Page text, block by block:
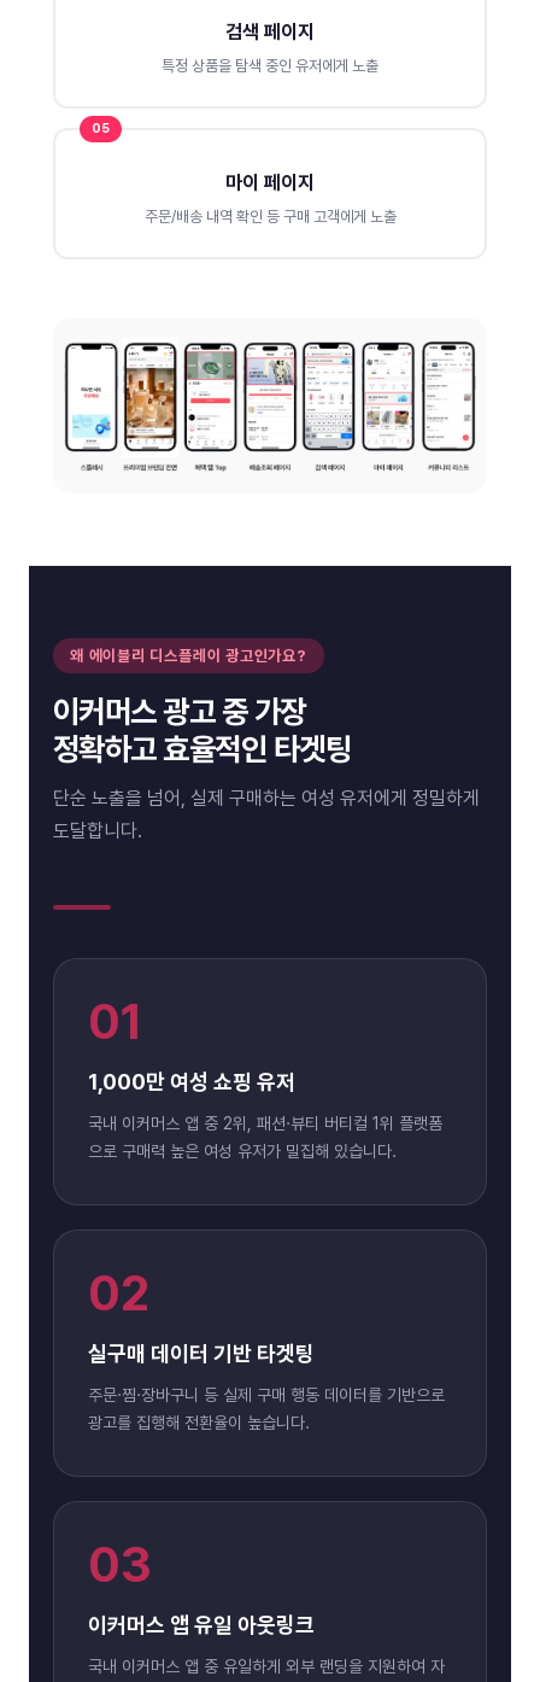
검색 페이지
특정 상품을 탐색 중인 유저에게 노출
05
마이 페이지
주문/배송 내역 확인 등 구매 고객에게 노출
왜 에이블리 디스플레이 광고인가요?
이커머스 광고 중 가장
정확하고 효율적인 타겟팅
단순 노출을 넘어, 실제 구매하는 여성 유저에게 정밀하게
도달합니다.
01
1,000만 여성 쇼핑 유저
국내 이커머스 앱 중 2위, 패션·뷰티 버티컬 1위 플랫폼
으로 구매력 높은 여성 유저가 밀집해 있습니다.
02
실구매 데이터 기반 타겟팅
주문·찜·장바구니 등 실제 구매 행동 데이터를 기반으로
광고를 집행해 전환율이 높습니다.
03
이커머스 앱 유일 아웃링크
국내 이커머스 앱 중 유일하게 외부 랜딩을 지원하여 자